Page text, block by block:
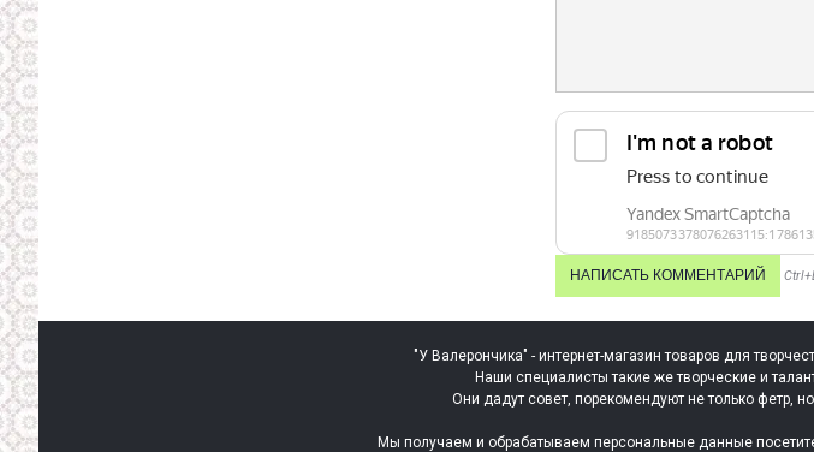
"У Валерончика" - интернет-магазин товаров для
Наши специалисты такие же творческие и
Они дадут совет, порекомендуют не только фетр,
Мы получаем и обрабатываем персональные данные